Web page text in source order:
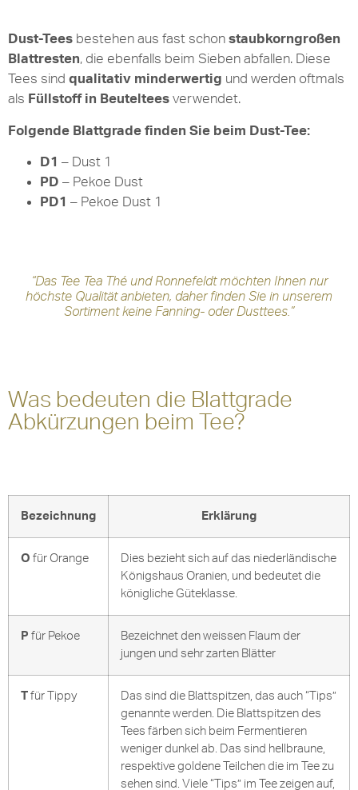
Dust-Tees bestehen aus fast schon staubkorngroßen
Blattresten, die ebenfalls beim Sieben abfallen. Diese
Tees sind qualitativ minderwertig und werden oftmals
als Füllstoff in Beuteltees verwendet.
Folgende Blattgrade finden Sie beim Dust-Tee:
D1 – Dust 1
PD – Pekoe Dust
PD1 – Pekoe Dust 1
“Das Tee Tea Thé und Ronnefeldt möchten Ihnen nur
höchste Qualität anbieten, daher finden Sie in unserem
Sortiment keine Fanning- oder Dusttees.”
Was bedeuten die Blattgrade
Abkürzungen beim Tee?
Bezeichnung Erklärung
O für Orange
Dies bezieht sich auf das niederländische
Königshaus Oranien, und bedeutet die
königliche Güteklasse.
P für Pekoe
Bezeichnet den weissen Flaum der
jungen und sehr zarten Blätter
T für Tippy
Das sind die Blattspitzen, das auch “Tips”
genannte werden. Die Blattspitzen des
Tees färben sich beim Fermentieren
weniger dunkel ab. Das sind hellbraune,
respektive goldene Teilchen die im Tee zu
sehen sind. Viele “Tips” im Tee zeigen auf,